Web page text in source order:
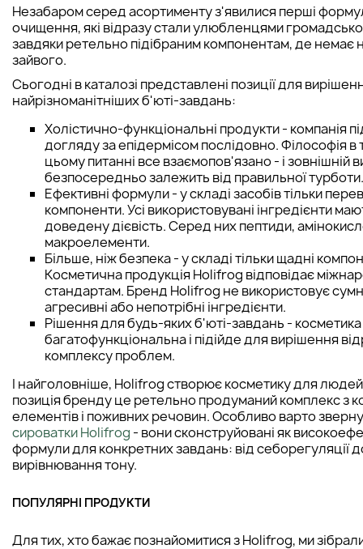
Незабаром серед асортименту з'явилися перші
очищення, які відразу стали улюбленцями
завдяки ретельно підібраним компонентам, де немає
зайвого.
Сьогодні в каталозі представлені позиції для
найрізноманітніших б'юті-завдань:
Холістично-функціональні продукти - компанія
догляду за епідермісом послідовно. Філософія в
цьому питанні все взаємопов'язано - і зовнішній
безпосередньо залежить від правильної турботи.
Ефективні формули - у складі засобів тільки
компоненти. Усі використовувані інгредієнти
доведену дієвість. Серед них пептиди,
макроелементи.
Більше, ніж безпека - у складі тільки щадні
Косметична продукція Holifrog відповідає
стандартам. Бренд Holifrog не використовує
агресивні або непотрібні інгредієнти.
Рішення для будь-яких б'юті-завдань - косметика
багатофункціональна і підійде для вирішення
комплексу проблем.
І найголовніше, Holifrog створює косметику для
позиція бренду це ретельно продуманий комплекс з
елементів і поживних речовин. Особливо варто
сироватки Holifrog - вони сконструйовані як
формули для конкретних завдань: від себорегуляції
вирівнювання тону.
ПОПУЛЯРНІ ПРОДУКТИ
Для тих, хто бажає познайомитися з Holifrog, ми